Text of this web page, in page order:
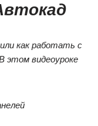
как работать с
этом видеоуроке